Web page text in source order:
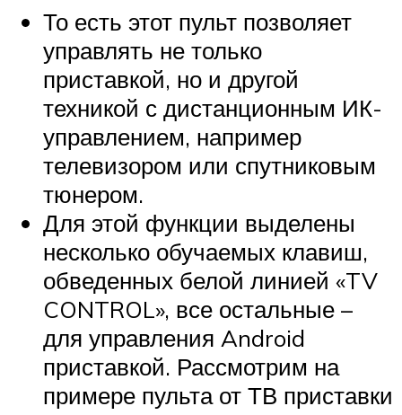
То есть этот пульт позволяет
управлять не только
приставкой, но и другой
техникой с дистанционным ИК-
управлением, например
телевизором или спутниковым
тюнером.
Для этой функции выделены
несколько обучаемых клавиш,
обведенных белой линией «TV
CONTROL», все остальные –
для управления Android
приставкой. Рассмотрим на
примере пульта от ТВ приставки